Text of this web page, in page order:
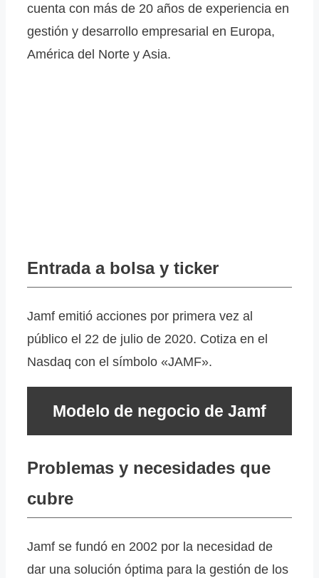
cuenta con más de 20 años de experiencia en
gestión y desarrollo empresarial en Europa,
América del Norte y Asia.
Entrada a bolsa y ticker
Jamf emitió acciones por primera vez al
público el 22 de julio de 2020. Cotiza en el
Nasdaq con el símbolo «JAMF».
Modelo de negocio de Jamf
Problemas y necesidades que
cubre
Jamf se fundó en 2002 por la necesidad de
dar una solución óptima para la gestión de los